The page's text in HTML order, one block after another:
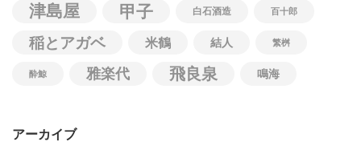
津島屋 甲子 白石酒造 百十郎
稲とアガベ 米鶴 結人 繁桝
酔鯨 雅楽代 飛良泉 鳴海
アーカイブ